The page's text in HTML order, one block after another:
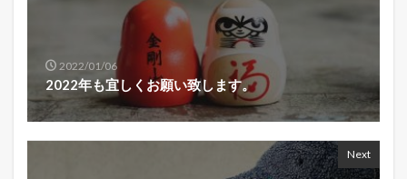
2022/01/06
2022年も宜しくお願い致します。
Next